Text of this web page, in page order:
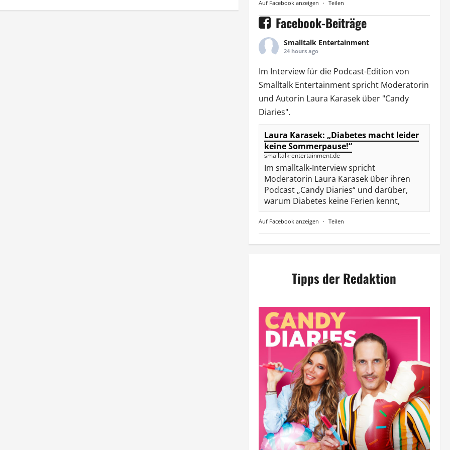
Auf Facebook anzeigen · Teilen
Facebook-Beiträge
Smalltalk Entertainment
24 hours ago
Im Interview für die Podcast-Edition von
Smalltalk Entertainmentspricht Moderatorin
und Autorin Laura Karaseküber "Candy
Diaries".
Laura Karasek: „Diabetes macht leider
keine Sommerpause!“
smalltalk-entertainment.de
Im smalltalk-Interview spricht
Moderatorin Laura Karasek über ihren
Podcast „Candy Diaries“ und darüber,
warum Diabetes keine Ferien kennt,
Auf Facebook anzeigen · Teilen
Tipps der Redaktion